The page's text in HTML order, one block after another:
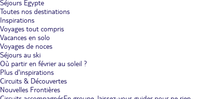
Séjours Egypte
Toutes nos destinations
Inspirations
Voyages tout compris
Vacances en solo
Voyages de noces
Séjours au ski
Où partir en février au soleil ?
Plus d'inspirations
Circuits & Découvertes
Nouvelles Frontières